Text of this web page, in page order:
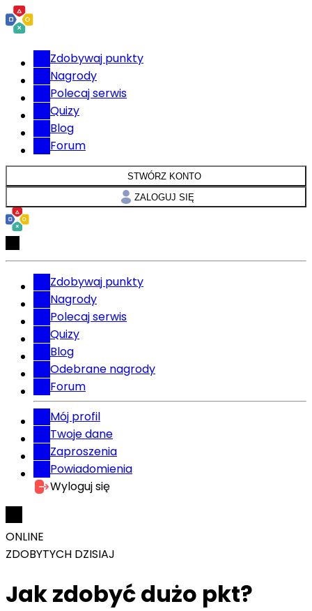
Zdobywaj punkty
Nagrody
Polecaj serwis
Quizy
Blog
Forum
STWÓRZ KONTO
ZALOGUJ SIĘ
Zdobywaj punkty
Nagrody
Polecaj serwis
Quizy
Blog
Odebrane nagrody
Forum
Mój profil
Twoje dane
Zaproszenia
Powiadomienia
Wyloguj się
ONLINE
ZDOBYTYCH DZISIAJ
Jak zdobyć dużo pkt?